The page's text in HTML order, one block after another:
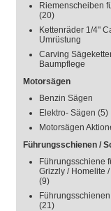
Riemenscheiben
(20)
Kettenräder 1/4"
Umrüstung
Carving
Baumpflege
Motorsägen
Benzin Sägen
Elektro- Sägen (5)
Motorsägen
Führungsschienen /
Führungsschiene
Grizzly / Homelite
(9)
(21)